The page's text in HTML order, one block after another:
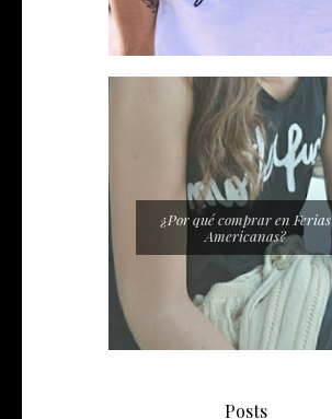
¿Por qué comprar en Ferias
Americanas?
Posts